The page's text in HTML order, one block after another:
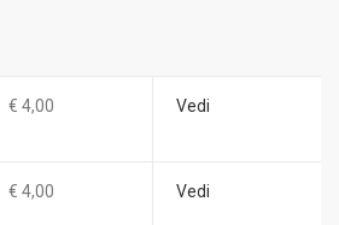
€ 4,00 Vedi
€ 4,00 Vedi